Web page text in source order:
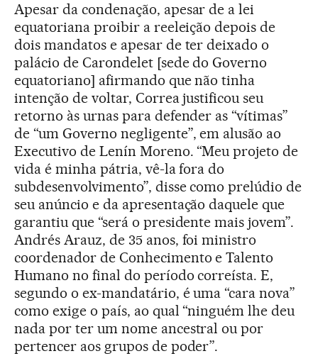
Apesar da condenação, apesar de a lei
equatoriana proibir a reeleição depois de
dois mandatos e apesar de ter deixado o
palácio de Carondelet [sede do Governo
equatoriano] afirmando que não tinha
intenção de voltar, Correa justificou seu
retorno às urnas para defender as “vítimas”
de “um Governo negligente”, em alusão ao
Executivo de Lenín Moreno. “Meu projeto de
vida é minha pátria, vê-la fora do
subdesenvolvimento”, disse como prelúdio de
seu anúncio e da apresentação daquele que
garantiu que “será o presidente mais jovem”.
Andrés Arauz, de 35 anos, foi ministro
coordenador de Conhecimento e Talento
Humano no final do período correísta. E,
segundo o ex-mandatário, é uma “cara nova”
como exige o país, ao qual “ninguém lhe deu
nada por ter um nome ancestral ou por
pertencer aos grupos de poder”.